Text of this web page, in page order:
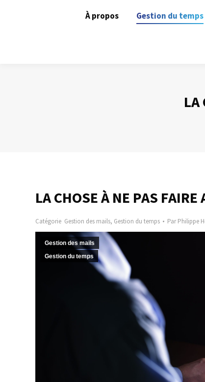
À propos Gestion du temps
LA
LA CHOSE À NE PAS
Catégorie Gestion des mails, Gestion du temps ParPhilippe
Gestion des mails
Gestion du temps